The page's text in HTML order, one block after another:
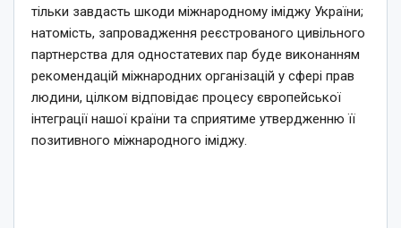
тільки завдасть шкоди міжнародному іміджу України;
натомість, запровадження реєстрованого цивільного
партнерства для одностатевих пар буде виконанням
рекомендацій міжнародних організацій у сфері прав
людини, цілком відповідає процесу європейської
інтеграції нашої країни та сприятиме утвердженню її
позитивного міжнародного іміджу.